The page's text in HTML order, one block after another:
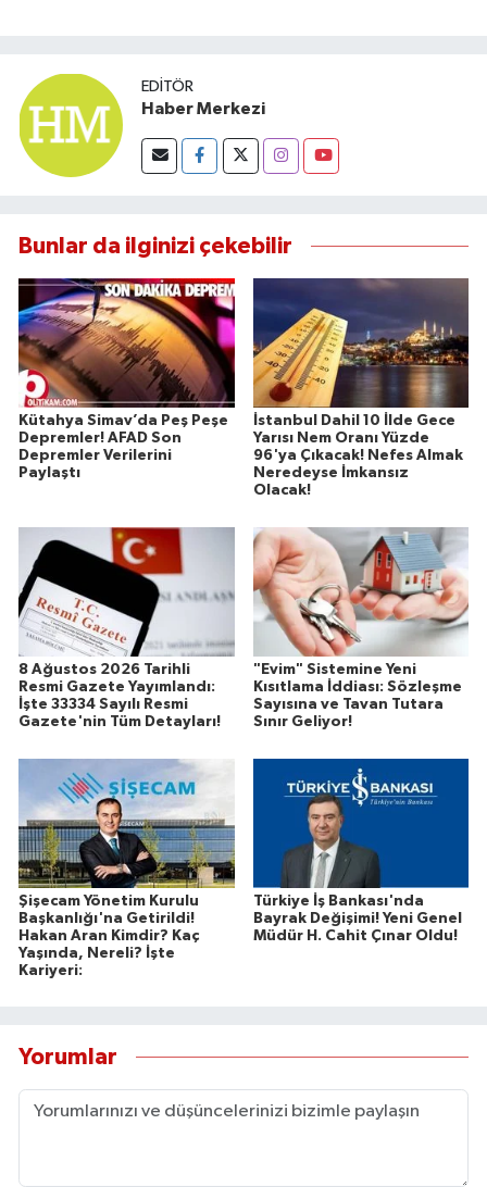
EDITÖR
Haber Merkezi
Bunlar da ilginizi çekebilir
Kütahya Simav’da Peş Peşe
Depremler! AFAD Son
Depremler Verilerini
Paylaştı
İstanbul Dahil 10 İlde Gece
Yarısı Nem Oranı Yüzde
96'ya Çıkacak! Nefes Almak
Neredeyse İmkansız
Olacak!
8 Ağustos 2026 Tarihli
Resmi Gazete Yayımlandı:
İşte 33334 Sayılı Resmi
Gazete'nin Tüm Detayları!
"Evim" Sistemine Yeni
Kısıtlama İddiası: Sözleşme
Sayısına ve Tavan Tutara
Sınır Geliyor!
Şişecam Yönetim Kurulu
Başkanlığı'na Getirildi!
Hakan Aran Kimdir? Kaç
Yaşında, Nereli? İşte
Kariyeri:
Türkiye İş Bankası'nda
Bayrak Değişimi! Yeni Genel
Müdür H. Cahit Çınar Oldu!
Yorumlar
SPOR
SÜRMANŞET
Susurluk
TARİHTE BUGÜN
TEKNOLOJİ
Trend
TÜRKİYE
YAŞAM